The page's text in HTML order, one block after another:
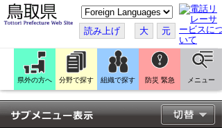
こ
の
ペ
ー
ジ
翻
訳
す
る
読み上げ 大 元
県外の方へ 分野で探す 組織で探す 防災 緊急 メニュー